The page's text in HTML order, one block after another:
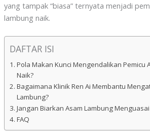
yang tampak “biasa” ternyata menjadi
lambung naik.
DAFTAR ISI
Pola Makan Kunci Mengendalikan Pemicu
Naik?
Bagaimana Klinik Ren Ai Membantu
Lambung?
Jangan Biarkan Asam Lambung
FAQ